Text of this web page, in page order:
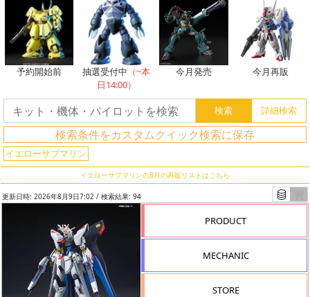
予約開始前 抽選受付中 （~本
日14:00）
今月発売 今月再販
検索条件をカスタムクイック検索に保存
イエローサブマリン
イエローサブマリンの8月の再販リストはこちら
更新日時: 2026年8月9日7:02 / 検索結果: 94
PRODUCT
MECHANIC
STORE